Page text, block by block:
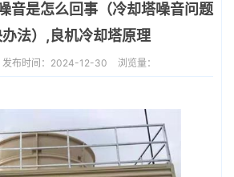
音是怎么回事（冷却塔噪音问题
法）,良机冷却塔原理
发布时间：2024-12-30 浏览量：